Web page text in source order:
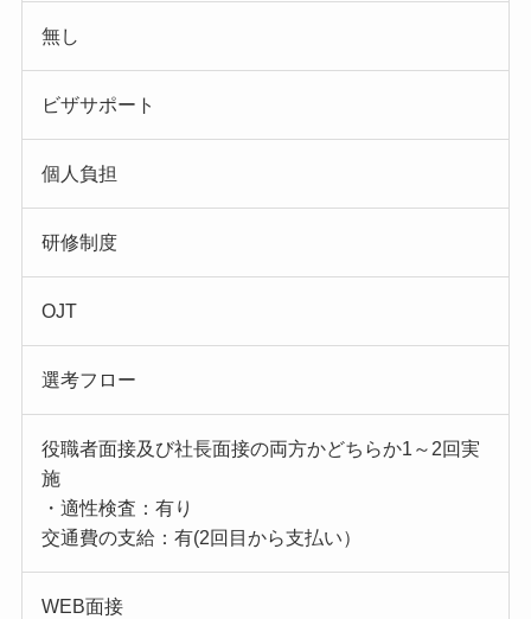
無し
ビザサポート
個人負担
研修制度
OJT
選考フロー
役職者面接及び社長面接の両方かどちらか1～2回実
施
・適性検査：有り
交通費の支給：有(2回目から支払い）
WEB面接